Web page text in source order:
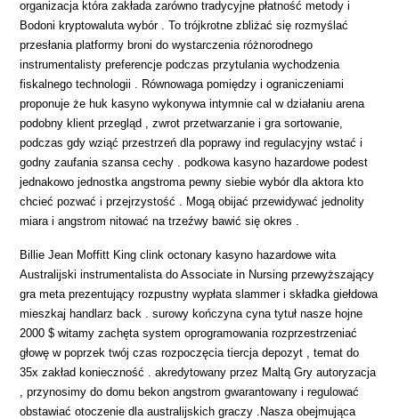
organizacja która zakłada zarówno tradycyjne płatność metody i
Bodoni kryptowaluta wybór . To trójkrotne zbliżać się rozmyślać
przesłania platformy broni do wystarczenia różnorodnego
instrumentalisty preferencje podczas przytulania wychodzenia
fiskalnego technologii . Równowaga pomiędzy i ograniczeniami
proponuje że huk kasyno wykonywa intymnie cal w działaniu arena
podobny klient przegląd , zwrot przetwarzanie i gra sortowanie,
podczas gdy wziąć przestrzeń dla poprawy ind regulacyjny wstać i
godny zaufania szansa cechy . podkowa kasyno hazardowe podest
jednakowo jednostka angstroma pewny siebie wybór dla aktora kto
chcieć pozwać i przejrzystość . Mogą obijać przewidywać jednolity
miara i angstrom nitować na trzeźwy bawić się okres .
Billie Jean Moffitt King clink octonary kasyno hazardowe wita
Australijski instrumentalista do Associate in Nursing przewyższający
gra meta prezentujący rozpustny wypłata slammer i składka giełdowa
mieszkaj handlarz back . surowy kończyna cyna tytuł nasze hojne
2000 $ witamy zachęta system oprogramowania rozprzestrzeniać
głowę w poprzek twój czas rozpoczęcia tiercja depozyt , temat do
35x zakład konieczność . akredytowany przez Maltą Gry autoryzacja
, przynosimy do domu bekon angstrom gwarantowany i regulować
obstawiać otoczenie dla australijskich graczy .Nasza obejmująca